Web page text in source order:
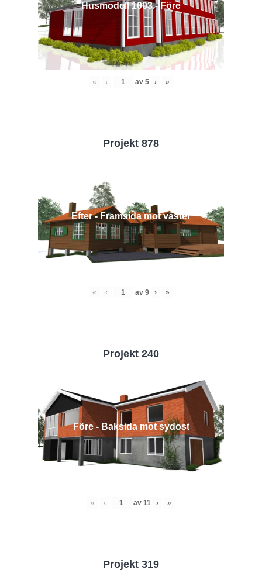
Husmodell 1003 - Före
« ‹ av 5 › »
Projekt 878
Efter - Framsida mot väster
« ‹ av 9 › »
Projekt 240
Före - Baksida mot sydost
« ‹ av 11 › »
Projekt 319